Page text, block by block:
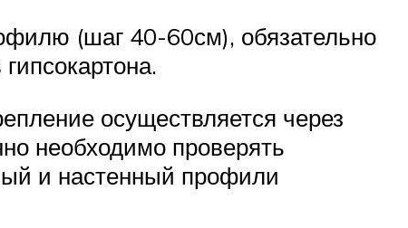
(шаг 40-60см), обязательно
осуществляется через
необходимо проверять
и настенный профили